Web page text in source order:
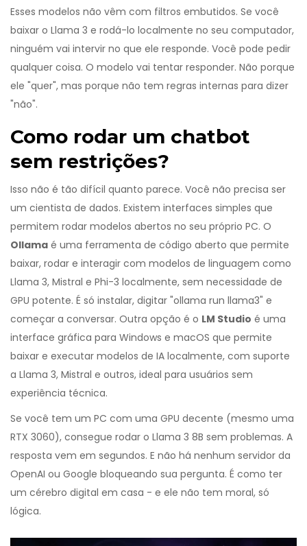
Esses modelos não vêm com filtros embutidos. Se você
baixar o Llama 3 e rodá-lo localmente no seu computador,
ninguém vai intervir no que ele responde. Você pode pedir
qualquer coisa. O modelo vai tentar responder. Não porque
ele "quer", mas porque não tem regras internas para dizer
"não".
Como rodar um chatbot
sem restrições?
Isso não é tão difícil quanto parece. Você não precisa ser
um cientista de dados. Existem interfaces simples que
permitem rodar modelos abertos no seu próprio PC. O
Ollama é uma ferramenta de código aberto que permite
baixar, rodar e interagir com modelos de linguagem como
Llama 3, Mistral e Phi-3 localmente, sem necessidade de
GPU potente. É só instalar, digitar "ollama run llama3" e
começar a conversar. Outra opção é o LM Studio é uma
interface gráfica para Windows e macOS que permite
baixar e executar modelos de IA localmente, com suporte
a Llama 3, Mistral e outros, ideal para usuários sem
experiência técnica.
Se você tem um PC com uma GPU decente (mesmo uma
RTX 3060), consegue rodar o Llama 3 8B sem problemas. A
resposta vem em segundos. E não há nenhum servidor da
OpenAI ou Google bloqueando sua pergunta. É como ter
um cérebro digital em casa - e ele não tem moral, só
lógica.